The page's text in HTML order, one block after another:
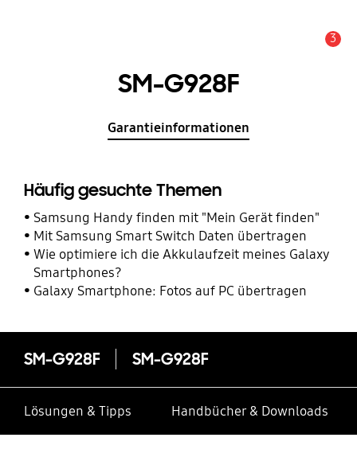
3
SM-G928F
Garantieinformationen
Häufig gesuchte Themen
Samsung Handy finden mit "Mein Gerät finden"
Mit Samsung Smart Switch Daten übertragen
Wie optimiere ich die Akkulaufzeit meines Galaxy
Smartphones?
Galaxy Smartphone: Fotos auf PC übertragen
SM-G928F SM-G928F
Lösungen & Tipps Handbücher & Downloads